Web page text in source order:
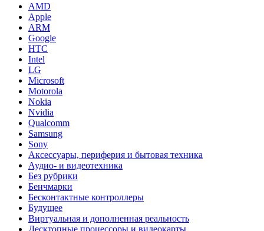
AMD
Apple
ARM
Google
HTC
Intel
LG
Microsoft
Motorola
Nokia
Nvidia
Qualcomm
Samsung
Sony
Аксессуары, периферия и бытовая техника
Аудио- и видеотехника
Без рубрики
Бенчмарки
Бесконтактные контроллеры
Будущее
Виртуальная и дополненная реальность
Десктопные процессоры и видеокарты